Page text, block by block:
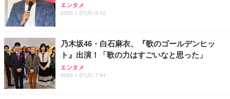
エンタメ
2020.1.27(月) 9:12
乃木坂46・白石麻衣、『歌のゴールデンヒッ
ト』出演！「歌の力はすごいなと思った」
エンタメ
2020.1.27(月) 7:44